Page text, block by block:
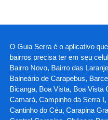
O Guia Serra é o aplicativo
bairros precisa ter em seu
Bairro Novo, Bairro das
Balneário de Carapebus,
Bicanga, Boa Vista, Boa Vista
Camará, Campinho da Serra
Cantinho do Céu, Carapina